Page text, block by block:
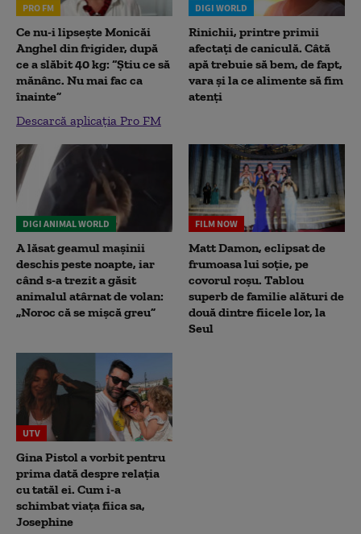
PRO FM
Ce nu-i lipsește Monicăi
Anghel din frigider, după
ce a slăbit 40 kg: “Știu ce să
mănânc. Nu mai fac ca
înainte”
Descarcă aplicația Pro FM
DIGI WORLD
Rinichii, printre primii
afectați de caniculă. Câtă
apă trebuie să bem, de fapt,
vara și la ce alimente să fim
atenți
DIGI ANIMAL WORLD
A lăsat geamul mașinii
deschis peste noapte, iar
când s-a trezit a găsit
animalul atârnat de volan:
„Noroc că se mișcă greu”
FILM NOW
Matt Damon, eclipsat de
frumoasa lui soție, pe
covorul roșu. Tablou
superb de familie alături de
două dintre fiicele lor, la
Seul
UTV
Gina Pistol a vorbit pentru
prima dată despre relația
cu tatăl ei. Cum i-a
schimbat viața fiica sa,
Josephine